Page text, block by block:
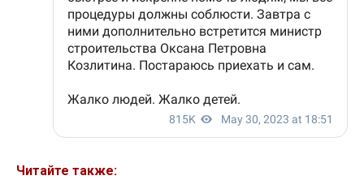
Читайте также: